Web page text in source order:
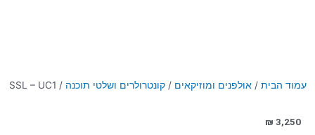
עמוד הבית /אולפנים ומוזיקאים /קונטרולרים ושלטי תוכנה / SSL – UC1
₪ 3,250